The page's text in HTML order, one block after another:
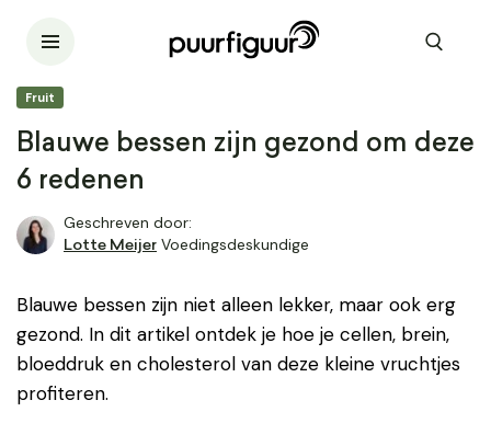
Fruit
Blauwe bessen zijn gezond om deze
6 redenen
Geschreven door:
Lotte Meijer Voedingsdeskundige
Blauwe bessen zijn niet alleen lekker, maar ook erg
gezond. In dit artikel ontdek je hoe je cellen, brein,
bloeddruk en cholesterol van deze kleine vruchtjes
profiteren.